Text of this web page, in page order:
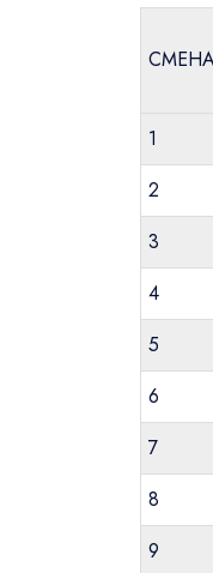
1
2
3
4
5
6
7
8
9